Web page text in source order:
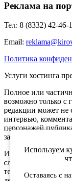
Реклама на
Тел: 8 (8332) 42-46-
Email:
Политика
Услуги хостинга
Полное или
возможно только с
редакции может не
интервью,
персонажей
за текст
Интернет-портал
службе по надзору
технологий и
Используем
Оставаясь с